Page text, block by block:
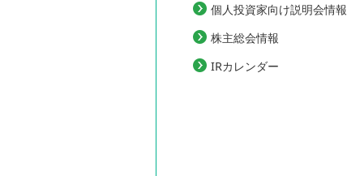
個人投資家向け説明会情報
株主総会情報
IRカレンダー